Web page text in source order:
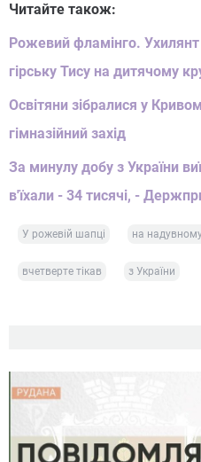
Читайте також:
Рожевий фламінго.
гірську Тису на дитячому
Освітяни зібралися у
гімназійний захід
За минулу добу з України
в'їхали - 34 тисячі, -
У рожевій шапці на
вчетверте тікав з України